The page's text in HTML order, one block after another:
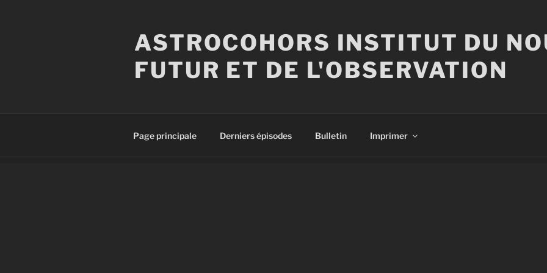
ASTROCOHORS INSTITUT DU
FUTUR ET DE L'OBSERVATION
Page principale Derniers épisodes Bulletin Imprimer